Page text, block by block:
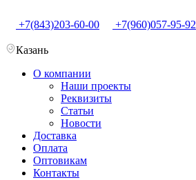
+7(843)203-60-00 +7(960)057-95-92
Казань
О компании
Наши проекты
Реквизиты
Статьи
Новости
Доставка
Оплата
Оптовикам
Контакты